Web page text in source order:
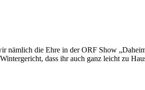
die Ehre in der ORF Show
dass ihr auch ganz leicht zu